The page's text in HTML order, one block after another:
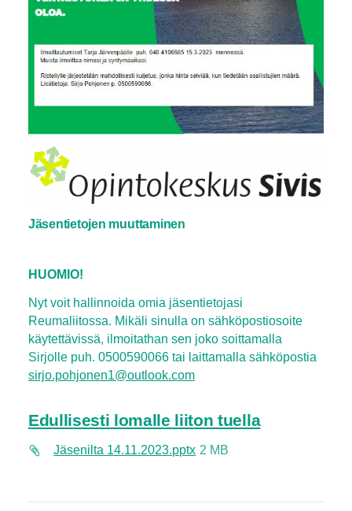
Jäsentietojen muuttaminen
HUOMIO!
Nyt voit hallinnoida omia jäsentietojasi
Reumaliitossa. Mikäli sinulla on sähköpostiosoite
käytettävissä, ilmoitathan sen joko soittamalla
Sirjolle puh. 0500590066 tai laittamalla sähköpostia
sirjo.pohjonen1@outlook.com
Edullisesti lomalle liiton tuella
Jäsenilta 14.11.2023.pptx 2 MB